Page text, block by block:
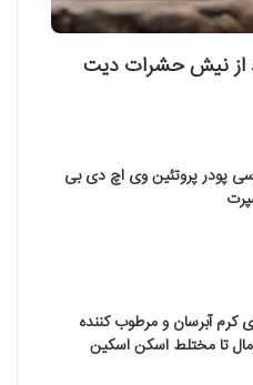
از نیش حشرات دیت
پودر پروتئین وی اچ دی بی
کرم آبرسان و مرطوب کننده
تا مختلط اسکن اسکین